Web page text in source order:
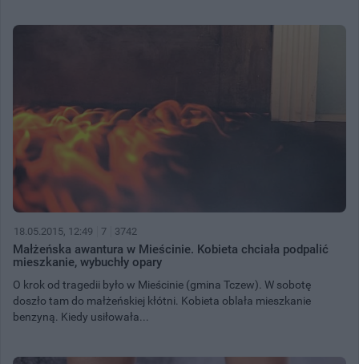
18.05.2015, 12:49 7 3742
Małżeńska awantura w Mieścinie. Kobieta chciała podpalić
mieszkanie, wybuchły opary
O krok od tragedii było w Mieścinie (gmina Tczew). W sobotę
doszło tam do małżeńskiej kłótni. Kobieta oblała mieszkanie
benzyną. Kiedy usiłowała...